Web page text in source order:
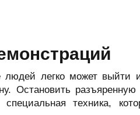
людей легко может выйти
Остановить разъяренную
техника,